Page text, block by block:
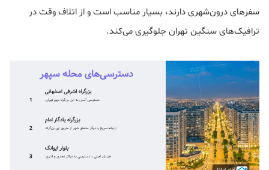
سفرهای درون‌شهری دارند، بسیار مناسب است و از اتلاف وقت در
ترافیک‌های سنگین تهران جلوگیری می‌کند.